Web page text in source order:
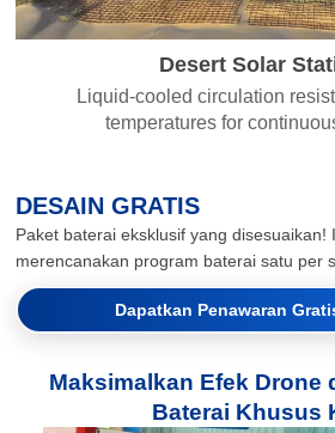
Desert Solar
Liquid-cooled circulation
temperatures for
DESAIN GRATIS
Paket baterai eksklusif yang disesuaikan!
merencanakan program baterai satu per
Dapatkan Penawaran
Maksimalkan Efek Drone
Baterai Khusus